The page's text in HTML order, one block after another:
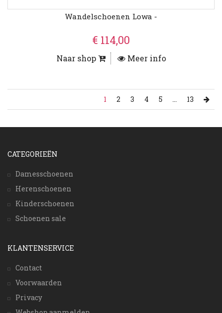
Wandelschoenen Lowa -
€ 114,00
Naar shop Meer info
1 2 3 4 5 ... 13
CATEGORIEËN
Damesschoenen
Herenschoenen
Kinderschoenen
Schoenen sale
KLANTENSERVICE
Contact
Voorwaarden
Privacy